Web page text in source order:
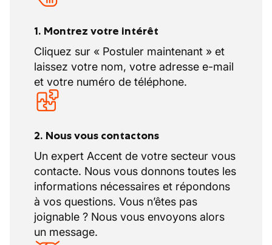
1. Montrez votre intérêt
Cliquez sur « Postuler maintenant » et
laissez votre nom, votre adresse e-mail
et votre numéro de téléphone.
2. Nous vous contactons
Un expert Accent de votre secteur vous
contacte. Nous vous donnons toutes les
informations nécessaires et répondons
à vos questions. Vous n’êtes pas
joignable ? Nous vous envoyons alors
un message.